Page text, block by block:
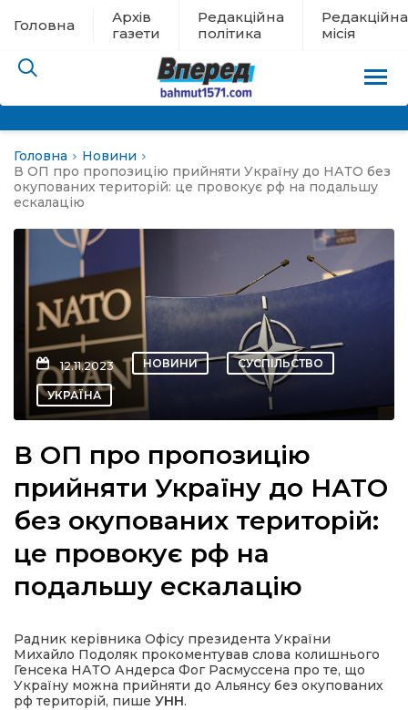
Головна
Архів
газети
Редакційна
політика
Редакційна
місія
евакуації
новини
політика
місія
Головна
Новини
В ОП про пропозицію прийняти Україну до НАТО без
окупованих територій: це провокує рф на подальшу
ескалацію
12.11.2023 НОВИНИ СУСПІЛЬСТВО
УКРАЇНА
В ОП про пропозицію
прийняти Україну до НАТО
без окупованих територій:
це провокує рф на
подальшу ескалацію
Радник керівника Офісу президента України
Михайло Подоляк прокоментував слова колишнього
Генсека НАТО Андерса Фог Расмуссена про те, що
Україну можна прийняти до Альянсу без окупованих
рф територій, пише УНН.